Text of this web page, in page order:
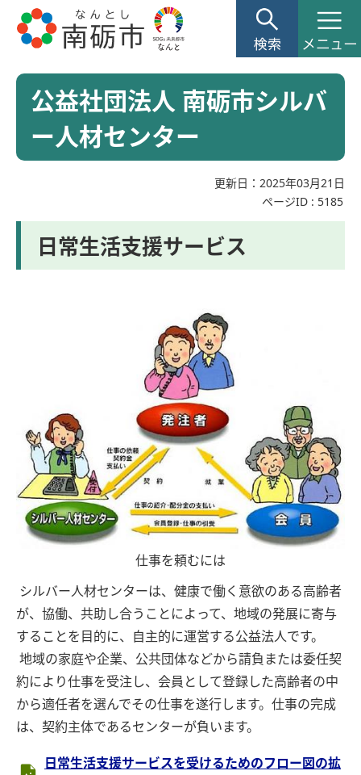
公益社団法人 南砺市シルバ
ー人材センター
更新日：2025年03月21日
ページID : 5185
日常生活支援サービス
仕事を頼むには
シルバー人材センターは、健康で働く意欲のある高齢者
が、協働、共助し合うことによって、地域の発展に寄与
することを目的に、自主的に運営する公益法人です。
地域の家庭や企業、公共団体などから請負または委任契
約により仕事を受注し、会員として登録した高齢者の中
から適任者を選んでその仕事を遂行します。仕事の完成
は、契約主体であるセンターが負います。
日常生活支援サービスを受けるためのフロー図の拡